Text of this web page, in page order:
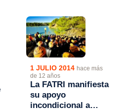
1 JULIO 2014 hace más
de 12 años
La FATRI manifiesta
su apoyo
incondicional a